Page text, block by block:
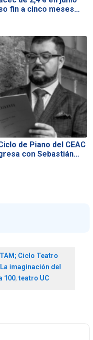
fin a cinco meses…
de Piano del CEAC
con Sebastián…
Ciclo Teatro
La imaginación del
100, teatro UC